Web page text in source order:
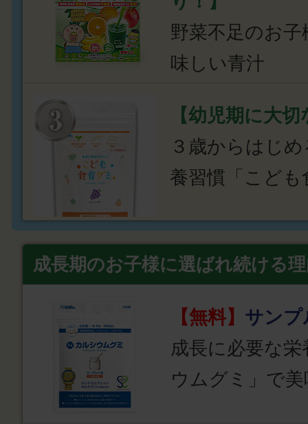
野菜不足のお
味しい青汁
【幼児期に大
３歳からはじ
養習慣「こども
成長期のお子様に選ばれ続ける
【無料】 サンプ
成長に必要な
ウムグミ」で